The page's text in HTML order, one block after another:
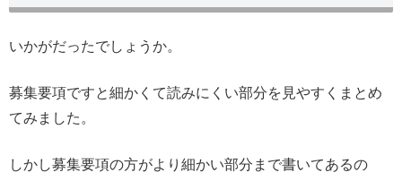
いかがだったでしょうか。
募集要項ですと細かくて読みにくい部分を見やすくまとめ
てみました。
しかし募集要項の方がより細かい部分まで書いてあるの